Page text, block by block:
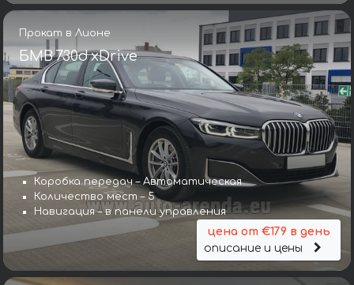
Прокат в Лионе
БМВ 730d xDrive
Коробка передач – Автоматическая
Количество мест – 5
Навигация – в панели управления
цена от €179 в день
описание и цены